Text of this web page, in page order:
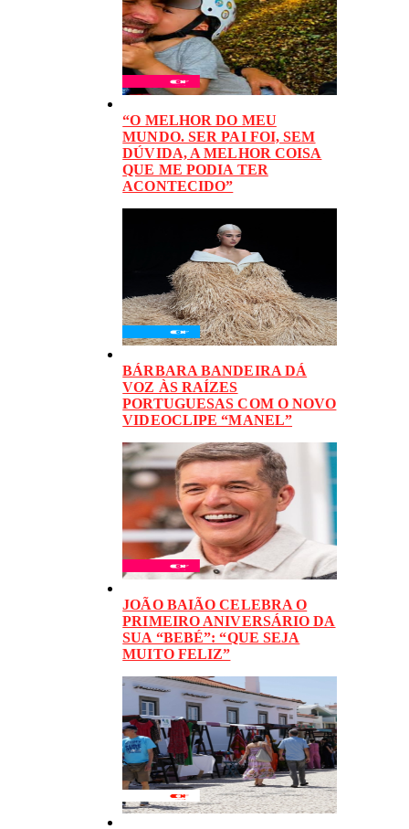
“O MELHOR DO MEU
MUNDO. SER PAI FOI, SEM
DÚVIDA, A MELHOR COISA
QUE ME PODIA TER
ACONTECIDO”
BÁRBARA BANDEIRA DÁ
VOZ ÀS RAÍZES
PORTUGUESAS COM O NOVO
VIDEOCLIPE “MANEL”
JOÃO BAIÃO CELEBRA O
PRIMEIRO ANIVERSÁRIO DA
SUA “BEBÉ”: “QUE SEJA
MUITO FELIZ”